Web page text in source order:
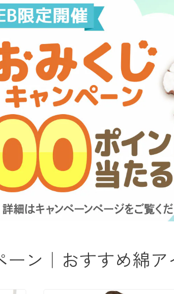
用品
・ベッド
テン・ラグ・ファブリック
ジュニア・テ
ン｜おすすめ綿ア